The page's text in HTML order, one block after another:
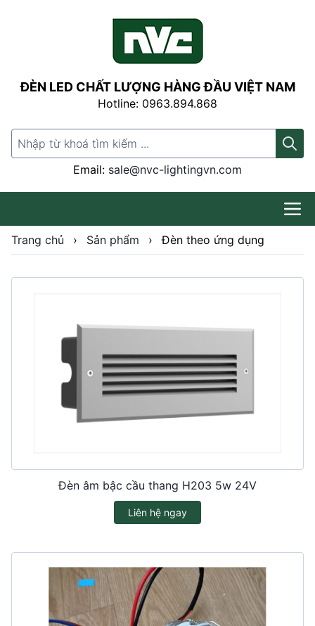
ĐÈN LED CHẤT LƯỢNG HÀNG ĐẦU VIỆT NAM
Hotline: 0963.894.868
Search for:
Email: sale@nvc-lightingvn.com
Trang chủ › Sản phẩm › Đèn theo ứng dụng
Đèn âm bậc cầu thang H203 5w 24V
Liên hệ ngay